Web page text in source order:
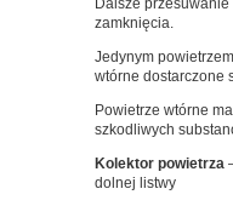
Dalsze
zamknięcia.
Jedynym
wtórne dostarczone
Powietrze wtórne
szkodliwych
Kolektor powietrza
dolnej listwy